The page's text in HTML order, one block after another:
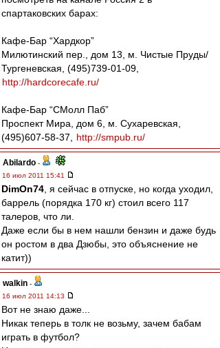
спартаковских барах:
Кафе-Бар “Хардкор”
Милютинский пер., дом 13, м. Чистые Пруды/
Тургеневская, (495)739-01-09,
http://hardcorecafe.ru/
Кафе-Бар “СМолл Паб”
Проспект Мира, дом 6, м. Сухаревская,
(495)607-58-37,
http://smpub.ru/
Abilardo -
16 июл 2011 15:41
DimOn74 , я сейчас в отпуске, но когда уходил,
баррель (порядка 170 кг) стоил всего 117
талеров, что ли.
Даже если бы в нем нашли бензин и даже будь
он ростом в два Дзюбы, это объяснение не
катит))
walkin -
16 июл 2011 14:13
Вот не знаю даже...
Никак теперь в толк не возьму, зачем бабам
играть в футбол?